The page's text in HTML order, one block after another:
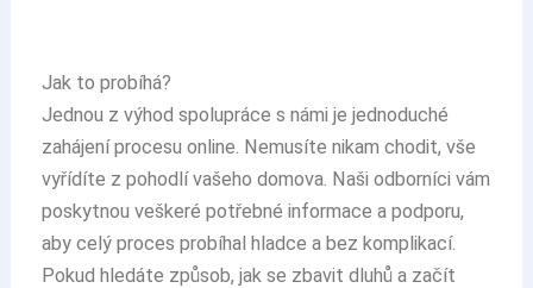
Jak to probíhá?
Jednou z výhod spolupráce s námi je jednoduché
zahájení procesu online. Nemusíte nikam chodit, vše
vyřídíte z pohodlí vašeho domova. Naši odborníci vám
poskytnou veškeré potřebné informace a podporu,
aby celý proces probíhal hladce a bez komplikací.
Pokud hledáte způsob, jak se zbavit dluhů a začít